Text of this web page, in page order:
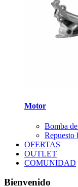
Motor
Bomba
Repuesto
OFERTAS
OUTLET
COMUNIDAD
Bienvenido